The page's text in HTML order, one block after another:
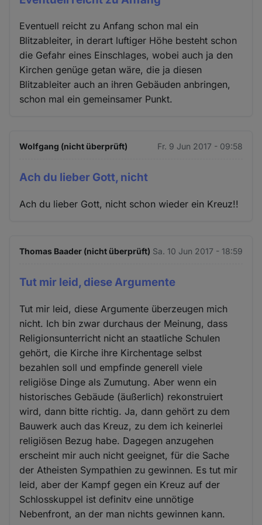
Eventuell reicht zu Anfang schon mal ein
Blitzableiter, in derart luftiger Höhe besteht schon
die Gefahr eines Einschlages, wobei auch ja den
Kirchen genüge getan wäre, die ja diesen
Blitzableiter auch an ihren Gebäuden anbringen,
schon mal ein gemeinsamer Punkt.
Wolfgang (nicht überprüft) Fr. 9 Jun 2017 - 09:58
Ach du lieber Gott, nicht
Ach du lieber Gott, nicht schon wieder ein Kreuz!!
Thomas Baader (nicht überprüft) Sa. 10 Jun 2017 - 18:59
Tut mir leid, diese Argumente
Tut mir leid, diese Argumente überzeugen mich
nicht. Ich bin zwar durchaus der Meinung, dass
Religionsunterricht nicht an staatliche Schulen
gehört, die Kirche ihre Kirchentage selbst
bezahlen soll und empfinde generell viele
religiöse Dinge als Zumutung. Aber wenn ein
historisches Gebäude (äußerlich) rekonstruiert
wird, dann bitte richtig. Ja, dann gehört zu dem
Bauwerk auch das Kreuz, zu dem ich keinerlei
religiösen Bezug habe. Dagegen anzugehen
erscheint mir auch nicht geeignet, für die Sache
der Atheisten Sympathien zu gewinnen. Es tut mir
leid, aber der Kampf gegen ein Kreuz auf der
Schlosskuppel ist definitv eine unnötige
Nebenfront, an der man nichts gewinnen kann.